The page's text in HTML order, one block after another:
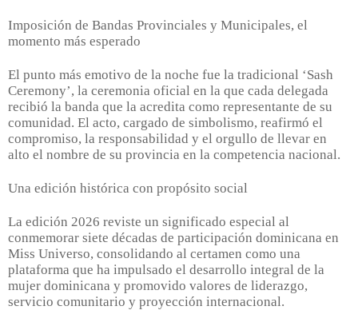
Imposición de Bandas Provinciales y Municipales, el
momento más esperado
El punto más emotivo de la noche fue la tradicional ‘Sash
Ceremony’, la ceremonia oficial en la que cada delegada
recibió la banda que la acredita como representante de su
comunidad. El acto, cargado de simbolismo, reafirmó el
compromiso, la responsabilidad y el orgullo de llevar en
alto el nombre de su provincia en la competencia nacional.
Una edición histórica con propósito social
La edición 2026 reviste un significado especial al
conmemorar siete décadas de participación dominicana en
Miss Universo, consolidando al certamen como una
plataforma que ha impulsado el desarrollo integral de la
mujer dominicana y promovido valores de liderazgo,
servicio comunitario y proyección internacional.